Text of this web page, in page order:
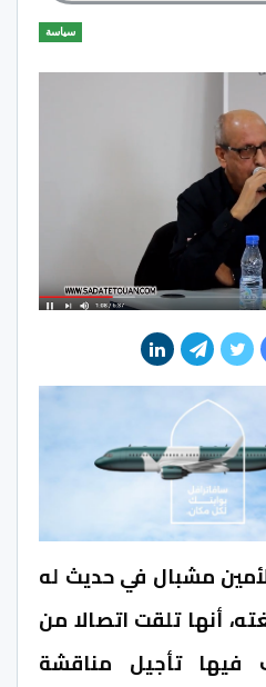
سياسة
مشبال في حديث له
أنها تلقت اتصالا من
فيها تأجيل مناقشة